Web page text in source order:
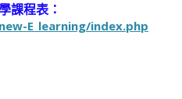
課程表：
E_learning/index.php